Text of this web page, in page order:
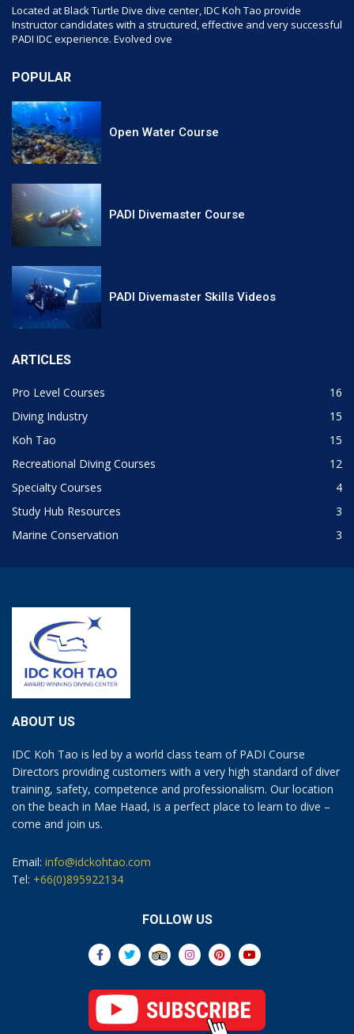
Located at Black Turtle Dive dive center, IDC Koh Tao provide
Instructor candidates with a structured, effective and very successful
PADI IDC experience. Evolved ove
POPULAR
Open Water Course
PADI Divemaster Course
PADI Divemaster Skills Videos
ARTICLES
Pro Level Courses
16
Diving Industry
15
Koh Tao
15
Recreational Diving Courses
12
Specialty Courses
4
Study Hub Resources
3
Marine Conservation
3
ABOUT US
IDC Koh Tao is led by a world class team of PADI Course
Directors providing customers with a very high standard of diver
training, safety, competence and professionalism. Our location
on the beach in Mae Haad, is a perfect place to learn to dive –
come and join us.
Email: info@idckohtao.com
Tel: +66(0)895922134
FOLLOW US